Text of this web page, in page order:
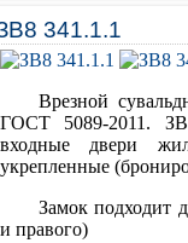
341.1.1
Врезной
ГОСТ 5089-2011.
входные двери
укрепленные
Замок подходит
и правого)